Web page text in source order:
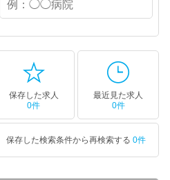
保存した求人
0件
最近見た求人
0件
保存した検索条件から再検索する 0件